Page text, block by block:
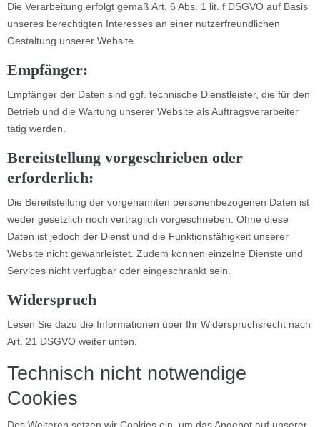
Die Verarbeitung erfolgt gemäß Art. 6 Abs. 1 lit. f DSGVO auf Basis
unseres berechtigten Interesses an einer nutzerfreundlichen
Gestaltung unserer Website.
Empfänger:
Empfänger der Daten sind ggf. technische Dienstleister, die für den
Betrieb und die Wartung unserer Website als Auftragsverarbeiter
tätig werden.
Bereitstellung vorgeschrieben oder
erforderlich:
Die Bereitstellung der vorgenannten personenbezogenen Daten ist
weder gesetzlich noch vertraglich vorgeschrieben. Ohne diese
Daten ist jedoch der Dienst und die Funktionsfähigkeit unserer
Website nicht gewährleistet. Zudem können einzelne Dienste und
Services nicht verfügbar oder eingeschränkt sein.
Widerspruch
Lesen Sie dazu die Informationen über Ihr Widerspruchsrecht nach
Art. 21 DSGVO weiter unten.
Technisch nicht notwendige
Cookies